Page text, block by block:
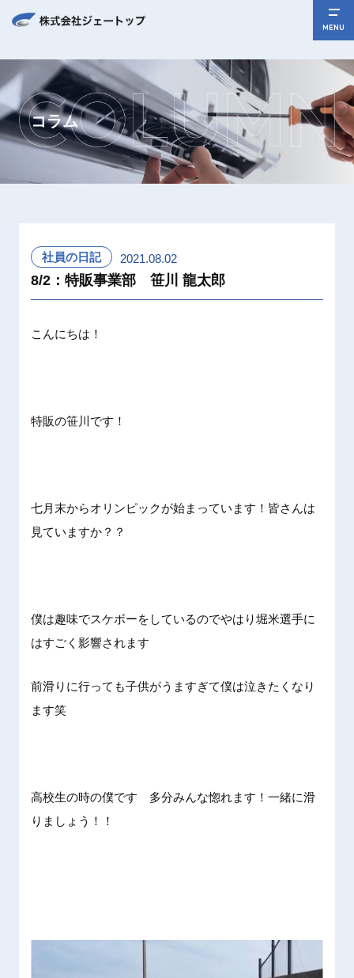
MENU
コラム
社員の日記 2021.08.02
8/2：特販事業部 笹川 龍太郎
こんにちは！
特販の笹川です！
七月末からオリンピックが始まっています！皆さんは
見ていますか？？
僕は趣味でスケボーをしているのでやはり堀米選手に
はすごく影響されます
前滑りに行っても子供がうますぎて僕は泣きたくなり
ます笑
高校生の時の僕です 多分みんな惚れます！一緒に滑
りましょう！！